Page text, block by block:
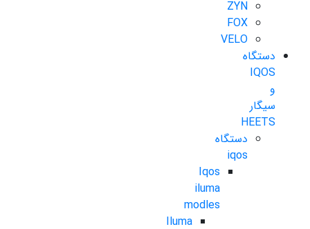
ZYN
FOX
VELO
دستگاه
IQOS
و
سیگار
HEETS
دستگاه
iqos
Iqos
iluma
modles
Iluma